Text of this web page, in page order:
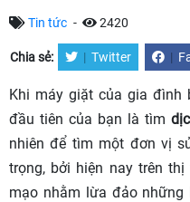
Tin tức - 2420
Chia sẻ: | Twitter |
Khi máy giặt của gia đình
đầu tiên của bạn là tìm
nhiên để tìm một đơn vị
trọng, bởi hiện nay trên
mạo nhằm lừa đảo